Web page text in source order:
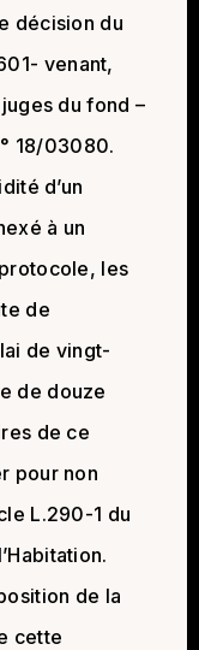
décision du
venant,
du fond –
18/03080.
d’un
à un
les
de
de vingt-
de douze
de ce
pour non
L.290-1 du
de la
cette